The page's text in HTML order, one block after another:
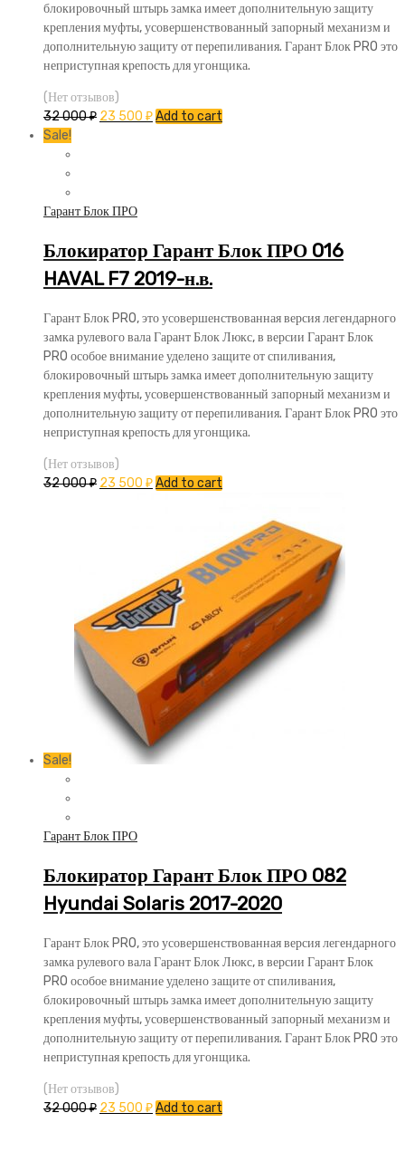
блокировочный штырь замка имеет дополнительную защиту
крепления муфты, усовершенствованный запорный механизм и
дополнительную защиту от перепиливания. Гарант Блок PRO это
неприступная крепость для угонщика.
(Нет отзывов)
32 000₽ 23 500 ₽Add to cart
Sale!
Гарант Блок ПРО
Блокиратор Гарант Блок ПРО 016
HAVAL F7 2019-н.в.
Гарант Блок PRO, это усовершенствованная версия легендарного
замка рулевого вала Гарант Блок Люкс, в версии Гарант Блок
PRO особое внимание уделено защите от спиливания,
блокировочный штырь замка имеет дополнительную защиту
крепления муфты, усовершенствованный запорный механизм и
дополнительную защиту от перепиливания. Гарант Блок PRO это
неприступная крепость для угонщика.
(Нет отзывов)
32 000₽ 23 500 ₽Add to cart
Sale!
Гарант Блок ПРО
Блокиратор Гарант Блок ПРО 082
Hyundai Solaris 2017-2020
Гарант Блок PRO, это усовершенствованная версия легендарного
замка рулевого вала Гарант Блок Люкс, в версии Гарант Блок
PRO особое внимание уделено защите от спиливания,
блокировочный штырь замка имеет дополнительную защиту
крепления муфты, усовершенствованный запорный механизм и
дополнительную защиту от перепиливания. Гарант Блок PRO это
неприступная крепость для угонщика.
(Нет отзывов)
32 000₽ 23 500 ₽Add to cart